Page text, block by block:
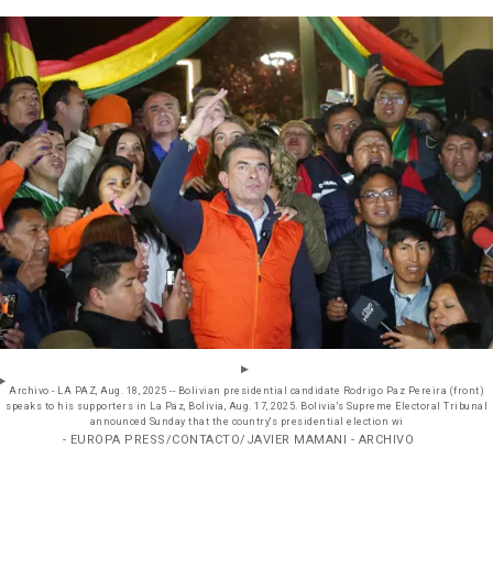
Archivo - LA PAZ, Aug. 18, 2025 -- Bolivian presidential candidate Rodrigo Paz Pereira (front)
speaks to his supporters in La Paz, Bolivia, Aug. 17, 2025. Bolivia's Supreme Electoral Tribunal
announced Sunday that the country's presidential election wi
- EUROPA PRESS/CONTACTO/JAVIER MAMANI - ARCHIVO